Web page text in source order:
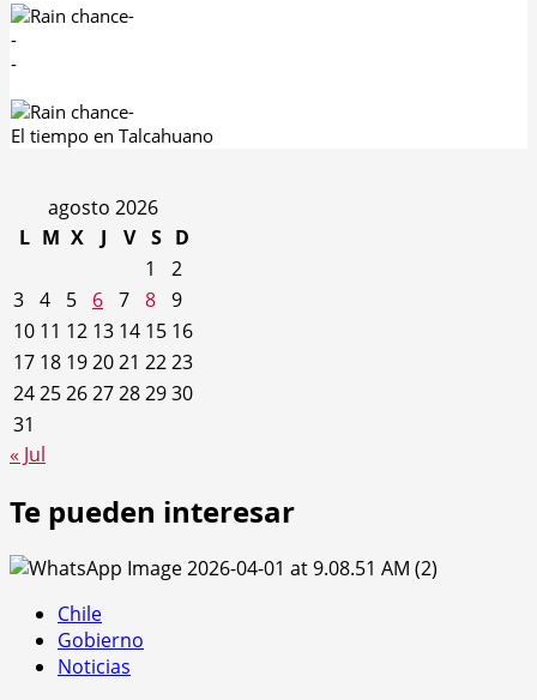
-
-
-
-
El tiempo en Talcahuano
agosto 2026
L M X J V S D
1
2
3 4 5 6 7 8 9
10 11 12 13 14 15 16
17 18 192021 2223
24252627282930
31
« Jul
Te pueden interesar
Chile
Gobierno
Noticias